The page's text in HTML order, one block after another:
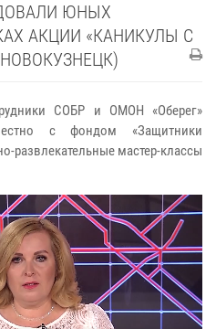
ЮНЫХ
АКЦИИ «КАНИКУЛЫ С
СОБР и ОМОН «Оберег»
с фондом «Защитники
развлекательные мастер-классы